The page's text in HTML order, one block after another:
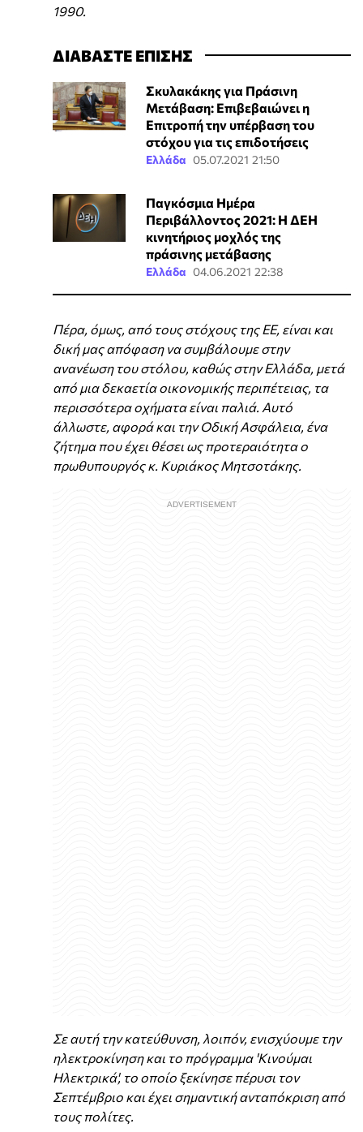
1990.
ΔΙΑΒΑΣΤΕ ΕΠΙΣΗΣ
Σκυλακάκης για Πράσινη
Μετάβαση: Επιβεβαιώνει η
Επιτροπή την υπέρβαση του
στόχου για τις επιδοτήσεις
Ελλάδα 05.07.2021 21:50
Παγκόσμια Ημέρα
Περιβάλλοντος 2021: Η ΔΕΗ
κινητήριος μοχλός της
πράσινης μετάβασης
Ελλάδα 04.06.2021 22:38
Πέρα, όμως, από τους στόχους της ΕΕ, είναι και
δική μας απόφαση να συμβάλουμε στην
ανανέωση του στόλου, καθώς στην Ελλάδα, μετά
από μια δεκαετία οικονομικής περιπέτειας, τα
περισσότερα οχήματα είναι παλιά. Αυτό
άλλωστε, αφορά και την Οδική Ασφάλεια, ένα
ζήτημα που έχει θέσει ως προτεραιότητα ο
πρωθυπουργός κ. Κυριάκος Μητσοτάκης.
Σε αυτή την κατεύθυνση, λοιπόν, ενισχύουμε την
ηλεκτροκίνηση και το πρόγραμμα 'Κινούμαι
Ηλεκτρικά', το οποίο ξεκίνησε πέρυσι τον
Σεπτέμβριο και έχει σημαντική ανταπόκριση από
τους πολίτες.